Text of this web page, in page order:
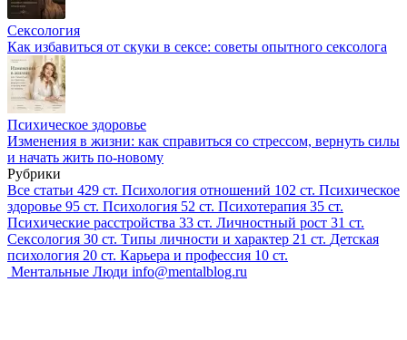
Сексология
Как избавиться от скуки в сексе: советы опытного сексолога
Психическое здоровье
Изменения в жизни: как справиться со стрессом, вернуть силы
и начать жить по-новому
Рубрики
Все статьи 429 ст. Психология отношений 102 ст. Психическое
здоровье 95 ст. Психология 52 ст. Психотерапия 35 ст.
Психические расстройства 33 ст. Личностный рост 31 ст.
Сексология 30 ст. Типы личности и характер 21 ст. Детская
психология 20 ст. Карьера и профессия 10 ст.
Ментальные Люди info@mentalblog.ru